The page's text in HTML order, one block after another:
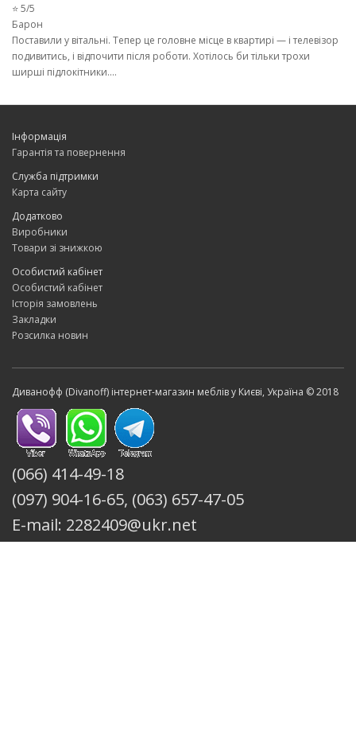
⭐ 5/5
Барон
Поставили у вітальні. Тепер це головне місце в квартирі — і телевізор
подивитись, і відпочити після роботи. Хотілось би тільки трохи
ширші підлокітники....
Інформація
Гарантія та повернення
Служба підтримки
Карта сайту
Додатково
Виробники
Товари зі знижкою
Особистий кабінет
Особистий кабінет
Історія замовлень
Закладки
Розсилка новин
Диванофф (Divanoff) інтернет-магазин меблів у Києві, Україна © 2018
(066) 414-49-18
(097) 904-16-65, (063) 657-47-05
E-mail: 2282409@ukr.net